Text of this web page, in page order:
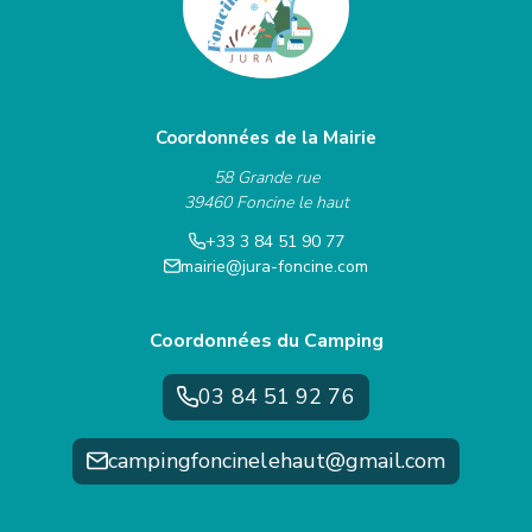
Coordonnées de la Mairie
58 Grande rue
39460 Foncine le haut
+33 3 84 51 90 77
mairie@jura-foncine.com
Coordonnées du Camping
03 84 51 92 76
campingfoncinelehaut@gmail.com